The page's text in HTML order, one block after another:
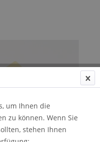
um Ihnen die
zu können. Wenn Sie
stehen Ihnen